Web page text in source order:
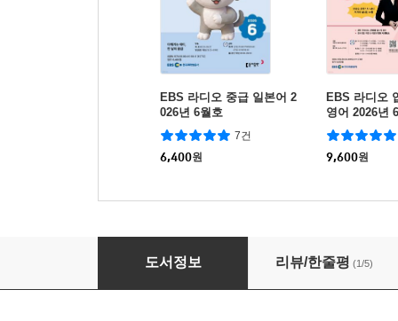
EBS 라디오 중급 일본어 2
026년 6월호
7건
6,400원
EBS 라디오
영어 2026년
9,600원
EBS 라디오 초급 일본어 2026년 6월호
도서정보 리뷰/한줄평 (1/5)